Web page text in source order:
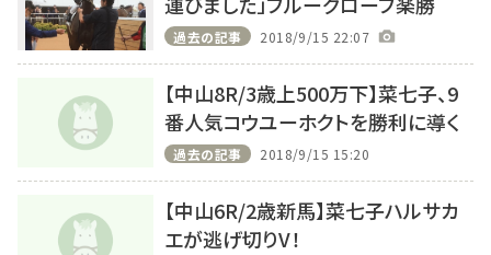
過去の記事 2018/9/15 22:07
【中山8R/3歳上500万下】菜七子、9
番人気コウユーホクトを勝利に導く
過去の記事 2018/9/15 15:20
【中山6R/2歳新馬】菜七子ハルサカ
エが逃げ切りV！